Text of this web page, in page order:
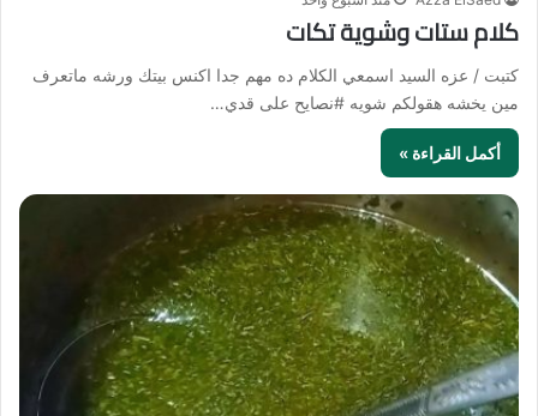
كلام ستات وشوية تكات
كتبت / عزه السيد اسمعي الكلام ده مهم جدا اكنس بيتك ورشه ماتعرف
مين يخشه هقولكم شويه #نصايح على قدي…
أكمل القراءة »